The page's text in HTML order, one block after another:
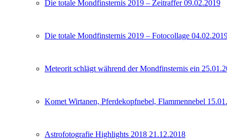
Die totale Mondfinsternis 2019 – Zeitraffer 09.02.2019
Die totale Mondfinsternis 2019 – Fotocollage
Meteorit schlägt während der Mondfinsternis ein
Komet Wirtanen, Pferdekopfnebel, Flammennebel
Astrofotografie Highlights 2018 21.12.2018